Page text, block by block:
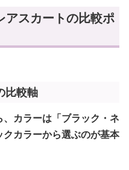
アスカートの比較ポ
比較軸
カラーは「ブラック・ネ
カラーから選ぶのが基本